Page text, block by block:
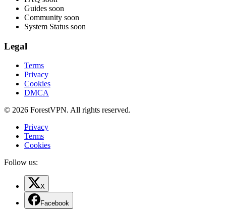
Guides soon
Community soon
System Status soon
Legal
Terms
Privacy
Cookies
DMCA
© 2026 ForestVPN. All rights reserved.
Privacy
Terms
Cookies
Follow us:
X
Facebook